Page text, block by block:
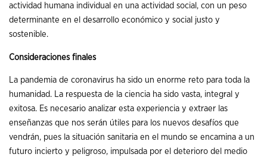
actividad humana individual en una actividad social, con un peso
determinante en el desarrollo económico y social justo y
sostenible.
Consideraciones finales
La pandemia de coronavirus ha sido un enorme reto para toda la
humanidad. La respuesta de la ciencia ha sido vasta, integral y
exitosa. Es necesario analizar esta experiencia y extraer las
enseñanzas que nos serán útiles para los nuevos desafíos que
vendrán, pues la situación sanitaria en el mundo se encamina a un
futuro incierto y peligroso, impulsada por el deterioro del medio